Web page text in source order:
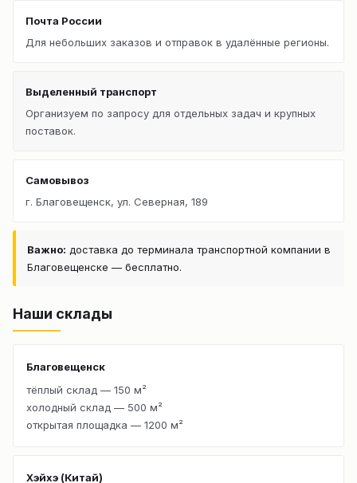
Почта России
Для небольших заказов и отправок в удалённые регионы.
Выделенный транспорт
Организуем по запросу для отдельных задач и крупных
поставок.
Самовывоз
г. Благовещенск, ул. Северная, 189
Важно: доставка до терминала транспортной компании в
Благовещенске — бесплатно.
Наши склады
Благовещенск
тёплый склад — 150 м²
холодный склад — 500 м²
открытая площадка — 1200 м²
Хэйхэ (Китай)